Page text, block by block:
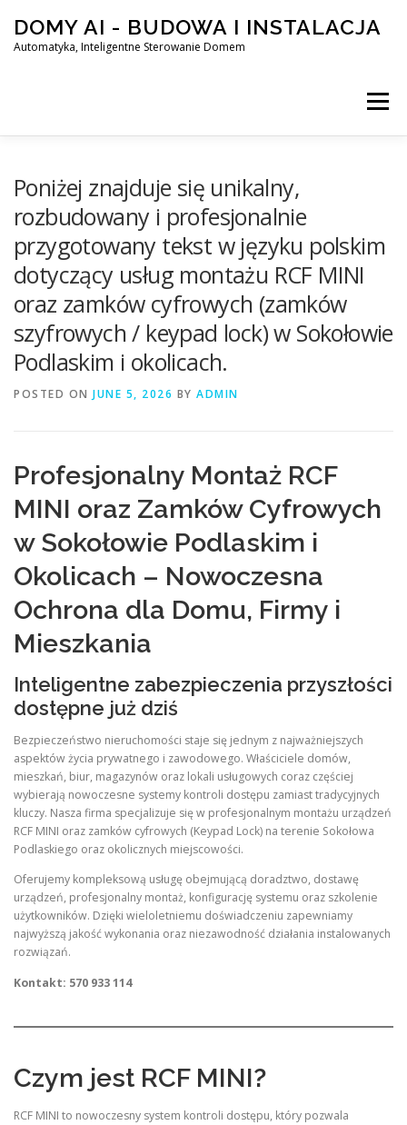
content
DOMY AI - BUDOWA I INSTALACJA
Automatyka, Inteligentne Sterowanie Domem
Menu
SMART DOM AI – AUTOMATYKA, INTELIGENTNE
BLOG KONTAKT
Poniżej znajduje się unikalny,
rozbudowany i profesjonalnie
przygotowany tekst w języku polskim
dotyczący usług montażu RCF MINI
oraz zamków cyfrowych (zamków
szyfrowych / keypad lock) w Sokołowie
Podlaskim i okolicach.
POSTED ON JUNE 5, 2026 BY ADMIN
Profesjonalny Montaż RCF
MINI oraz Zamków Cyfrowych
w Sokołowie Podlaskim i
Okolicach – Nowoczesna
Ochrona dla Domu, Firmy i
Mieszkania
Inteligentne zabezpieczenia przyszłości
dostępne już dziś
Bezpieczeństwo nieruchomości staje się jednym z najważniejszych
aspektów życia prywatnego i zawodowego. Właściciele domów,
mieszkań, biur, magazynów oraz lokali usługowych coraz częściej
wybierają nowoczesne systemy kontroli dostępu zamiast tradycyjnych
kluczy. Nasza firma specjalizuje się w profesjonalnym montażu urządzeń
RCF MINI oraz zamków cyfrowych (Keypad Lock) na terenie Sokołowa
Podlaskiego oraz okolicznych miejscowości.
Oferujemy kompleksową usługę obejmującą doradztwo, dostawę
urządzeń, profesjonalny montaż, konfigurację systemu oraz szkolenie
użytkowników. Dzięki wieloletniemu doświadczeniu zapewniamy
najwyższą jakość wykonania oraz niezawodność działania instalowanych
rozwiązań.
Kontakt: 570 933 114
Czym jest RCF MINI?
RCF MINI to nowoczesny system kontroli dostępu, który pozwala